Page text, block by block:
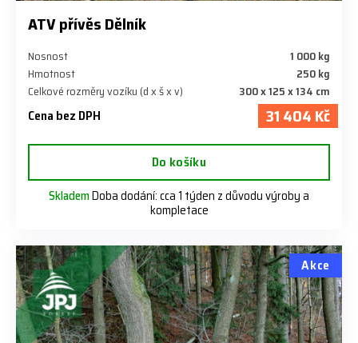
ATV přívěs Dělník
Nosnost
1 000 kg
Hmotnost
250 kg
Celkové rozměry vozíku (d x š x v)
300 x 125 x 134 cm
Cena bez DPH 31 404 Kč
Do košíku
SklademDoba dodání: cca 1 týden z důvodu výroby a
kompletace
Akce